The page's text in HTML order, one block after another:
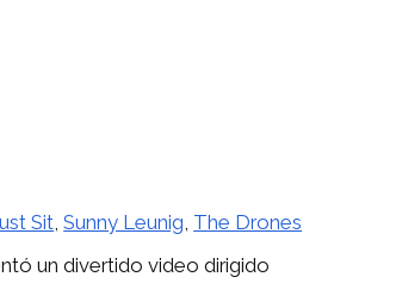
Sit ,Sunny Leunig The Drones
un divertido video dirigido